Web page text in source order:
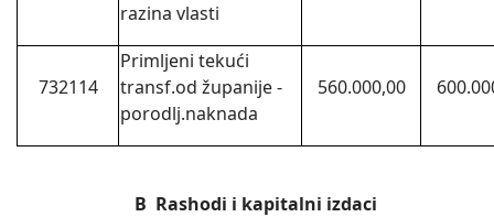
razina vlasti
732114
Primljeni tekući
transf.od županije -
porodlj.naknada
560.000,00
B Rashodi i kapitalni izdaci